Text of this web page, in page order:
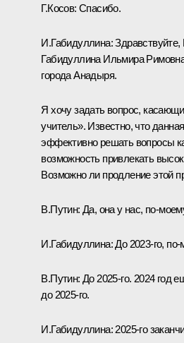
Г.Косов: Спасибо.
И.Габидуллина:
Габидуллина Ильмира
города Анадыря.
Я хочу задать вопрос,
учитель». Известно, что
эффективно решать вопросы
возможность привлекать
Возможно ли продление этой
В.Путин: Да, она у нас, по-
И.Габидуллина:До 2023-го, по-
В.Путин: До 2025-го. 2024 год
до 2025-го.
И.Габидуллина: 2025-го